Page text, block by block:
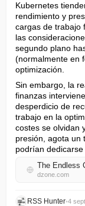
Kubernetes
rendimiento y
cargas de trabajo
las
segundo plano
(normalmente en
optimización.
Sin embargo, la
finanzas
desperdicio de
trabajo en la
costes se olvidan
presión, agota un
podrían
dzone.com
RSS Hunter•4